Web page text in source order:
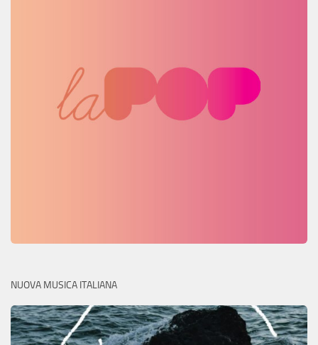
NUOVA MUSICA ITALIANA